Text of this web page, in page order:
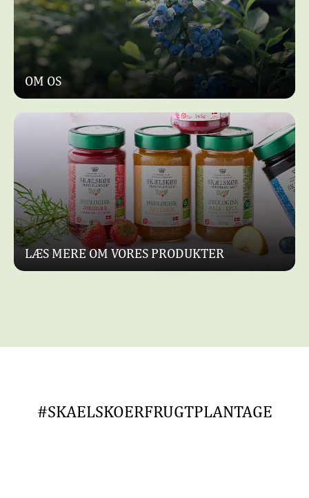
OM OS
LÆS MERE OM VORES PRODUKTER
#SKAELSKOERFRUGTPLANTAGE